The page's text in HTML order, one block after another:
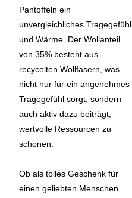
Pantoffeln ein
unvergleichliches Tragegefühl
und Wärme. Der Wollanteil
von 35% besteht aus
recycelten Wollfasern, was
nicht nur für ein angenehmes
Tragegefühl sorgt, sondern
auch aktiv dazu beiträgt,
wertvolle Ressourcen zu
schonen.
Ob als tolles Geschenk für
einen geliebten Menschen